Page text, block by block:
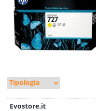
Evostore.it